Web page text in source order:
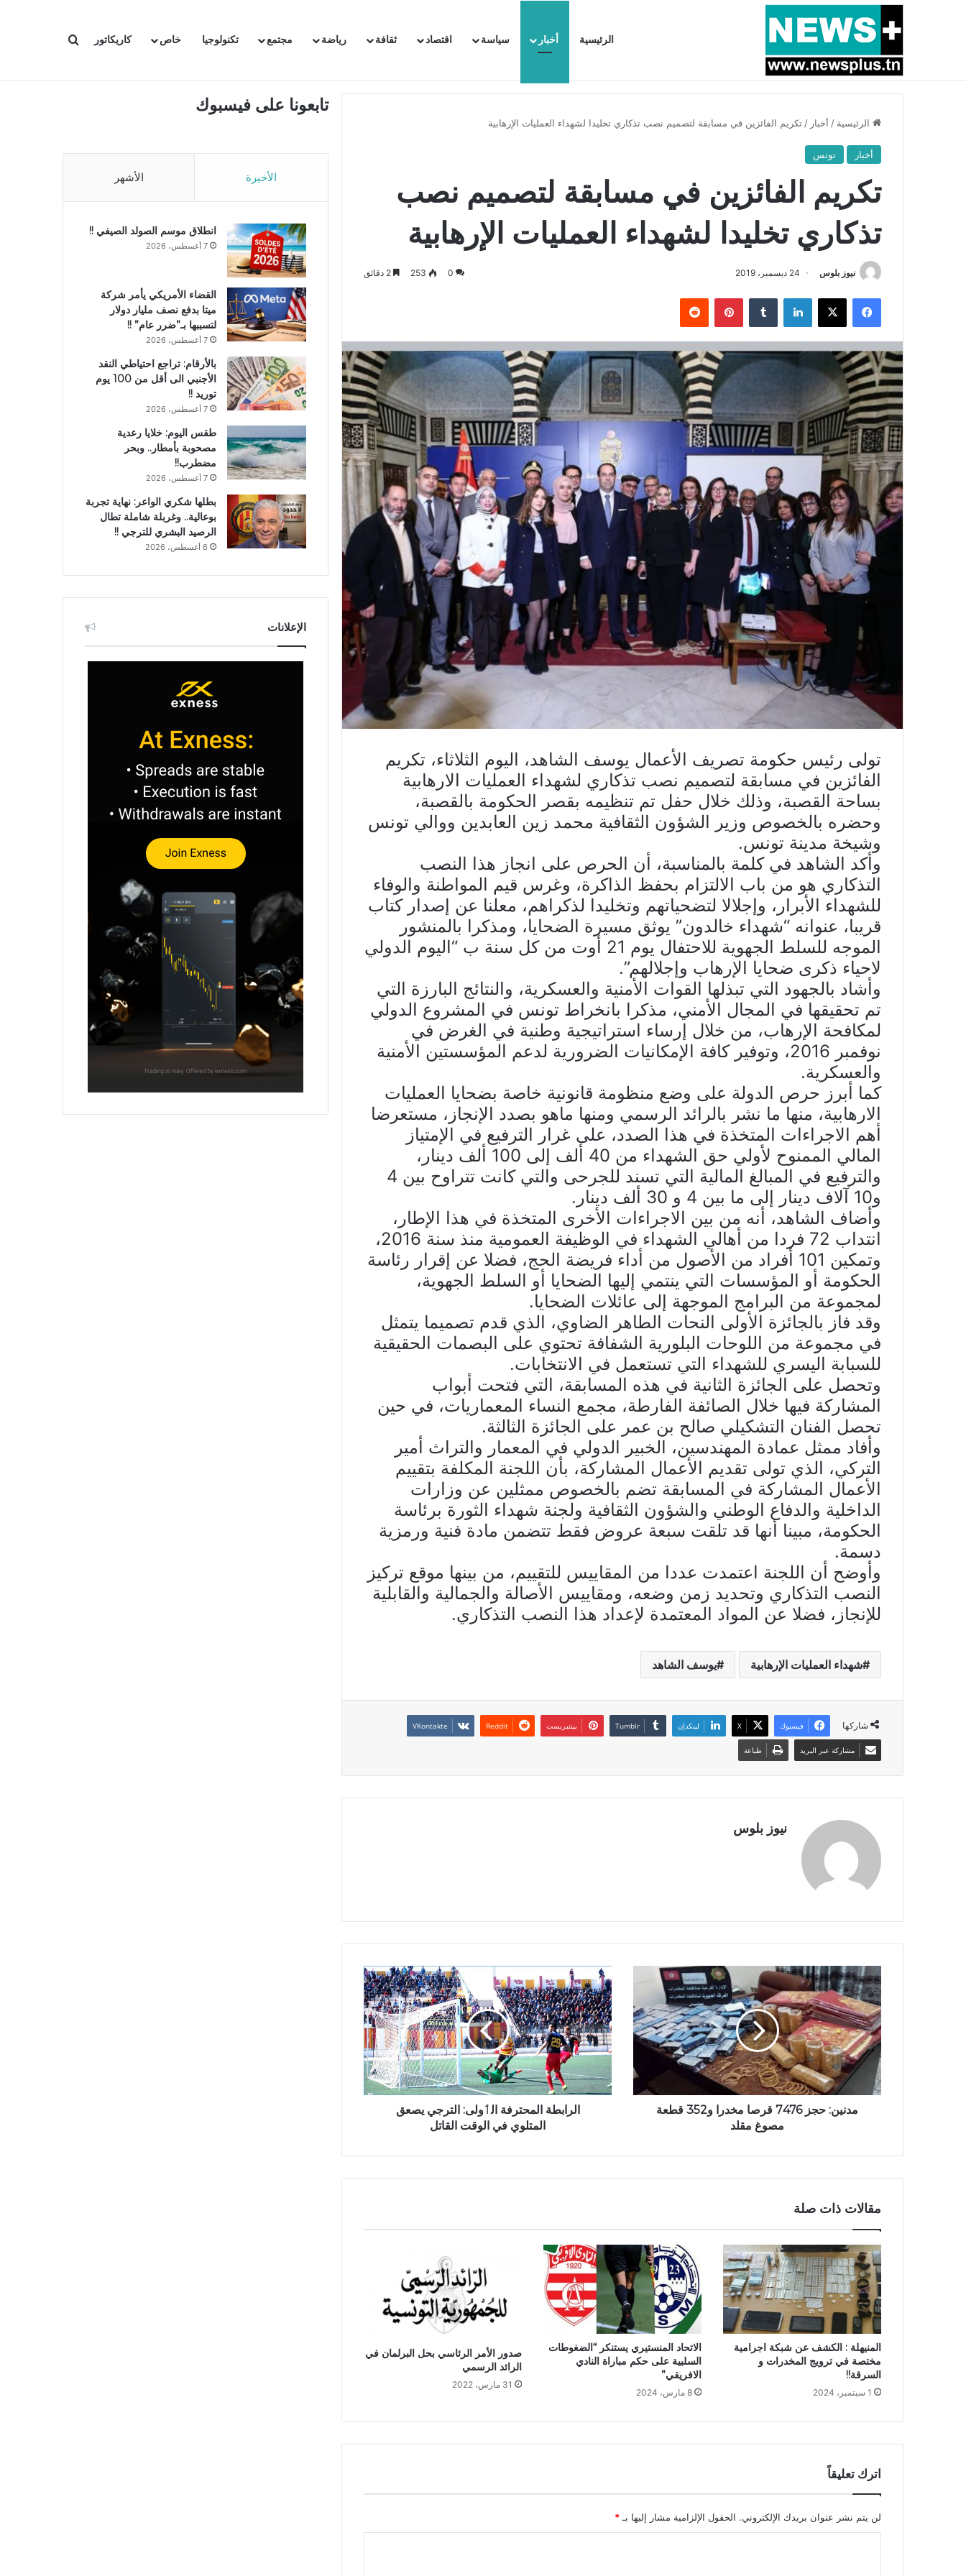
الرئيسية أخبار سياسة اقتصاد ثقافة رياضة مجتمع تكنولوجيا خاص كاريكاتور بحث عن
أخبار عاجلة بسبب المرزوقي وبتكليف من سعيّد: الخارجية تستدعي السفيرة الفرنسية بتونس وتبلغها احتجاجا شديد اللهجة !!
الرئيسية / أخبار / تكريم الفائزين في مسابقة لتصميم نصب تذكاري تخليدا لشهداء العمليات الإرهابية
أخبار تونس
تكريم الفائزين في مسابقة لتصميم نصب
تذكاري تخليدا لشهداء العمليات الإرهابية
نيوز بلوس 24 ديسمبر، 2019 0
253
فيسبوك X لينكدإن بينتيريست
تولى رئيس حكومة تصريف الأعمال يوسف الشاهد، اليوم الثلاثاء، تكريم
الفائزين في مسابقة لتصميم نصب تذكاري لشهداء العمليات الارهابية
بساحة القصبة، وذلك خلال حفل تم تنظيمه بقصر الحكومة بالقصبة،
وحضره بالخصوص وزير الشؤون الثقافية محمد زين العابدين ووالي تونس
وشيخة مدينة تونس.
وأكد الشاهد في كلمة بالمناسبة، أن الحرص على انجاز هذا النصب
التذكاري هو من باب الالتزام بحفظ الذاكرة، وغرس قيم المواطنة والوفاء
للشهداء الأبرار، وإجلالا لتضحياتهم وتخليدا لذكراهم، معلنا عن إصدار كتاب
قريبا، عنوانه “شهداء خالدون” يوثق مسيرة الضحايا، ومذكرا بالمنشور
الموجه للسلط الجهوية للاحتفال يوم 21 أوت من كل سنة ب “اليوم الدولي
لاحياء ذكرى ضحايا الإرهاب وإجلالهم”.
وأشاد بالجهود التي تبذلها القوات الأمنية والعسكرية، والنتائج البارزة التي
تم تحقيقها في المجال الأمني، مذكرا بانخراط تونس في المشروع الدولي
لمكافحة الإرهاب، من خلال إرساء استراتيجية وطنية في الغرض في
نوفمبر 2016، وتوفير كافة الإمكانيات الضرورية لدعم المؤسستين الأمنية
والعسكرية.
كما أبرز حرص الدولة على وضع منظومة قانونية خاصة بضحايا العمليات
الارهابية، منها ما نشر بالرائد الرسمي ومنها ماهو بصدد الإنجاز، مستعرضا
أهم الاجراءات المتخذة في هذا الصدد، على غرار الترفيع في الإمتياز
المالي الممنوح لأولي حق الشهداء من 40 ألف إلى 100 ألف دينار،
والترفيع في المبالغ المالية التي تسند للجرحى والتي كانت تتراوح بين 4
و10 آلاف دينار إلى ما بين 4 و 30 ألف دينار.
وأضاف الشاهد، أنه من بين الاجراءات الأخرى المتخذة في هذا الإطار،
انتداب 72 فردا من أهالي الشهداء في الوظيفة العمومية منذ سنة 2016،
وتمكين 101 أفراد من الأصول من أداء فريضة الحج، فضلا عن إقرار رئاسة
الحكومة أو المؤسسات التي ينتمي إليها الضحايا أو السلط الجهوية،
لمجموعة من البرامج الموجهة إلى عائلات الضحايا.
وقد فاز بالجائزة الأولى النحات الطاهر الضاوي، الذي قدم تصميما يتمثل
في مجموعة من اللوحات البلورية الشفافة تحتوي على البصمات الحقيقية
للسبابة اليسري للشهداء التي تستعمل في الانتخابات.
وتحصل على الجائزة الثانية في هذه المسابقة، التي فتحت أبواب
المشاركة فيها خلال الصائفة الفارطة، مجمع النساء المعماريات، في حين
تحصل الفنان التشكيلي صالح بن عمر على الجائزة الثالثة.
وأفاد ممثل عمادة المهندسين، الخبير الدولي في المعمار والتراث أمير
التركي، الذي تولى تقديم الأعمال المشاركة، بأن اللجنة المكلفة بتقييم
الأعمال المشاركة في المسابقة تضم بالخصوص ممثلين عن وزارات
الداخلية والدفاع الوطني والشؤون الثقافية ولجنة شهداء الثورة برئاسة
الحكومة، مبينا أنها قد تلقت سبعة عروض فقط تتضمن مادة فنية ورمزية
دسمة.
وأوضح أن اللجنة اعتمدت عددا من المقاييس للتقييم، من بينها موقع تركيز
النصب التذكاري وتحديد زمن وضعه، ومقاييس الأصالة والجمالية والقابلية
للإنجاز، فضلا عن المواد المعتمدة لإعداد هذا النصب التذكاري.
شهداء العمليات الإرهابية يوسف الشاهد
شاركها فيسبوك X لينكدإن بينتيريست
مشاركة عبر البريد طباعة
نيوز بلوس
مدنين: حجز 7476 قرصا مخدرا و352 قطعة
مصوغ مقلد
الرابطة المحترفة الٲولى: الترجي يصعق
المتلوي في الوقت القاتل
مقالات ذات صلة
المنيهلة : الكشف عن شبكة اجرامية
مختصة في ترويج المخدرات و
السرقة!!
1 سبتمبر، 2024
الاتحاد المنستيري يستنكر “الضغوطات
السلبية على حكم مباراة النادي
الافريقي”
8 مارس، 2024
صدور الأمر الرئاسي بحل البرلمان في
الرائد الرسمي
31 مارس، 2022
اترك تعليقاً
لن يتم نشر عنوان بريدك الإلكتروني. الحقول الإلزامية مشار إليها بـ *
تابعونا على فيسبوك
الأخيرة الأشهر
انطلاق موسم الصولد الصيفي !!
7 أغسطس، 2026
القضاء الأمريكي يأمر شركة
ميتا بدفع نصف مليار دولار
لتسببها بـ”ضرر عام” !!
7 أغسطس، 2026
بالأرقام: تراجع احتياطي النقد
الأجنبي الى أقل من 100 يوم
توريد !!
7 أغسطس، 2026
طقس اليوم: خلايا رعدية
مصحوبة بأمطار.. وبحر
مضطرب!!
7 أغسطس، 2026
بطلها شكري الواعر: نهاية تجربة
بوعالية.. وغربلة شاملة تطال
الرصيد البشري للترجي !!
6 أغسطس، 2026
الإعلانات